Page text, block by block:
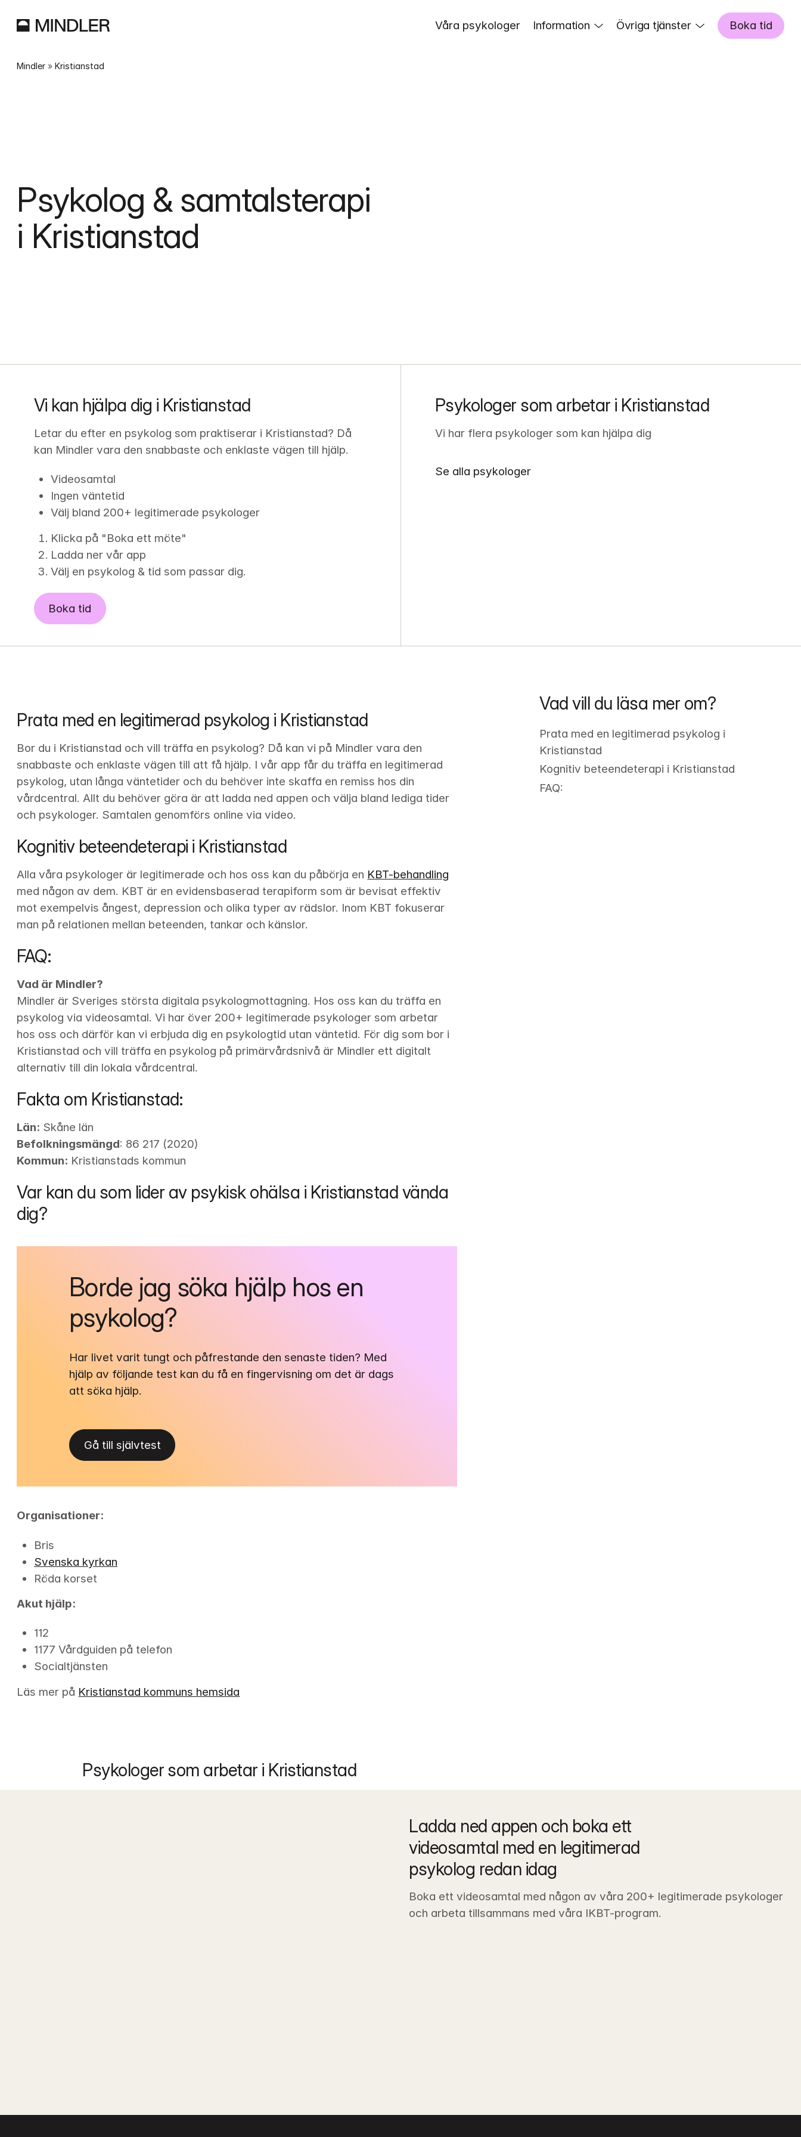
Våra psykologer Information Övriga tjänster Boka tid
Mindler » Kristianstad
Psykolog & samtalsterapi
i Kristianstad
Vi kan hjälpa dig i Kristianstad
Letar du efter en psykolog som praktiserar i Kristianstad? Då
kan Mindler vara den snabbaste och enklaste vägen till hjälp.
Videosamtal
Ingen väntetid
Välj bland 200+ legitimerade psykologer
Klicka på "Boka ett möte"
Ladda ner vår app
Välj en psykolog & tid som passar dig.
Boka tid
Psykologer som arbetar i Kristianstad
Vi har flera psykologer som kan hjälpa dig
Se alla psykologer
Prata med en legitimerad psykolog i Kristianstad
Bor du i Kristianstad och vill träffa en psykolog? Då kan vi på Mindler vara den
snabbaste och enklaste vägen till att få hjälp. I vår app får du träffa en legitimerad
psykolog, utan långa väntetider och du behöver inte skaffa en remiss hos din
vårdcentral. Allt du behöver göra är att ladda ned appen och välja bland lediga tider
och psykologer. Samtalen genomförs online via video.
Kognitiv beteendeterapi i Kristianstad
Alla våra psykologer är legitimerade och hos oss kan du påbörja en KBT-behandling
med någon av dem. KBT är en evidensbaserad terapiform som är bevisat effektiv
mot exempelvis ångest, depression och olika typer av rädslor. Inom KBT fokuserar
man på relationen mellan beteenden, tankar och känslor.
FAQ:
Vad är Mindler?
Mindler är Sveriges största digitala psykologmottagning. Hos oss kan du träffa en
psykolog via videosamtal. Vi har över 200+ legitimerade psykologer som arbetar
hos oss och därför kan vi erbjuda dig en psykologtid utan väntetid. För dig som bor i
Kristianstad och vill träffa en psykolog på primärvårdsnivå är Mindler ett digitalt
alternativ till din lokala vårdcentral.
Fakta om Kristianstad:
Län:
Befolkningsmängd
Kommun: Kristianstads kommun
Var kan du som lider av psykisk ohälsa i Kristianstad vända
dig?
Borde jag söka hjälp hos en
psykolog?
Har livet varit tungt och påfrestande den senaste tiden? Med
hjälp av följande test kan du få en fingervisning om det är dags
att söka hjälp.
Gå till självtest
Organisationer:
Bris
Svenska kyrkan
Röda korset
Akut hjälp:
112
1177 Vårdguiden på telefon
Socialtjänsten
Läs mer på Kristianstad kommuns hemsida
Vad vill du läsa mer om?
Prata med en legitimerad psykolog i
Kristianstad
Kognitiv beteendeterapi i Kristianstad
FAQ:
Psykologer som arbetar i Kristianstad
Ladda ned appen och boka ett
videosamtal med en legitimerad
psykolog redan idag
Boka ett videosamtal med någon av våra 200+ legitimerade psykologer
och arbeta tillsammans med våra IKBT-program.